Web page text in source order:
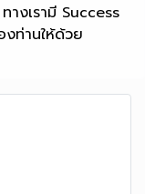
างเรามี Success
ท่านให้ด้วย